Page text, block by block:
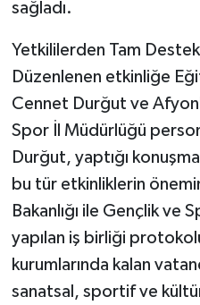
sağladı.
Yetkililerden Tam Destek
Düzenlenen etkinliğe
Cennet Durğut ve
Spor İl Müdürlüğü
Durğut, yaptığı
bu tür etkinliklerin
Bakanlığı ile Gençlik ve
yapılan iş birliği
kurumlarında kalan
sanatsal, sportif ve